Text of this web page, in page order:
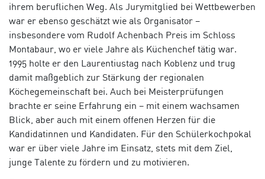
ihrem beruflichen Weg. Als Jurymitglied bei Wettbewerben
war er ebenso geschätzt wie als Organisator –
insbesondere vom Rudolf Achenbach Preis im Schloss
Montabaur, wo er viele Jahre als Küchenchef tätig war.
1995 holte er den Laurentiustag nach Koblenz und trug
damit maßgeblich zur Stärkung der regionalen
Köchegemeinschaft bei. Auch bei Meisterprüfungen
brachte er seine Erfahrung ein – mit einem wachsamen
Blick, aber auch mit einem offenen Herzen für die
Kandidatinnen und Kandidaten. Für den Schülerkochpokal
war er über viele Jahre im Einsatz, stets mit dem Ziel,
junge Talente zu fördern und zu motivieren.